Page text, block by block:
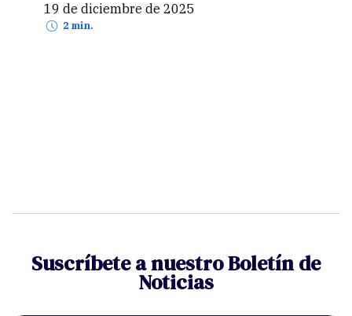
19 de diciembre de 2025
2 min.
Suscríbete a nuestro Boletín de
Noticias